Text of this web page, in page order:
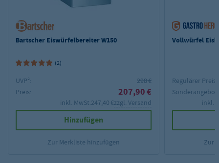
Bartscher Eiswürfelbereiter W150
(2)
UVP²:
298 €
Preis:
207,90 €
inkl. MwSt.247,40 €zzgl. Versand
Hinzufügen
Zur Merkliste hinzufügen
Vollwürfel
Regulärer Preis:
Sonderangebot:
inkl.
Zur